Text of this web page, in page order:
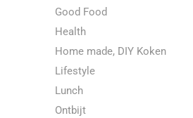
Good Food
Health
Home made, DIY Koken
Lifestyle
Lunch
Ontbijt